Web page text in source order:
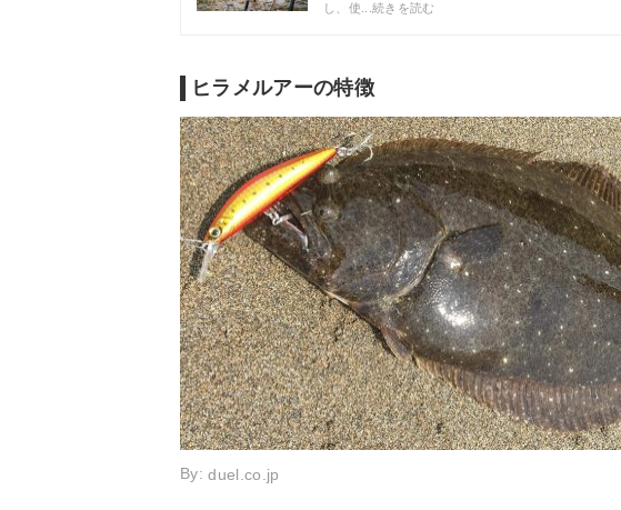
し、使...続きを読む
ヒラメルアーの特徴
By:duel.co.jp